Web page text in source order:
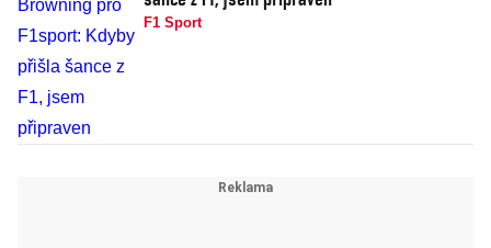
F1 Sport